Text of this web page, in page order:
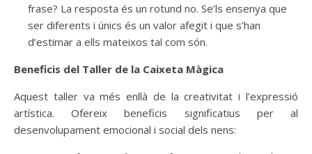
frase? La resposta és un rotund no. Se’ls ensenya que
ser diferents i únics és un valor afegit i que s’han
d’estimar a ells mateixos tal com són.
Beneficis del Taller de la Caixeta Màgica
Aquest taller va més enllà de la creativitat i l’expressió
artística. Ofereix beneficis significatius per al
desenvolupament emocional i social dels nens: